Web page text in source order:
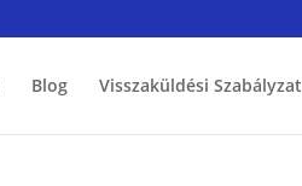
Blog Visszaküldési Szabályzat